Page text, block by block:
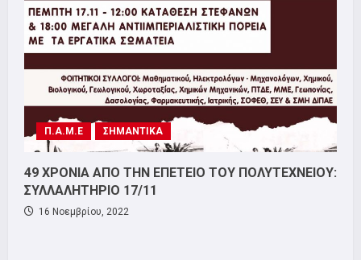
Π.Α.Μ.Ε ΣΗΜΑΝΤΙΚΑ
49 ΧΡΟΝΙΑ ΑΠΟ ΤΗΝ ΕΠΕΤΕΙΟ ΤΟΥ ΠΟΛΥΤΕΧΝΕΙΟΥ:
ΣΥΛΛΑΛΗΤΗΡΙΟ 17/11
16 Νοεμβρίου, 2022